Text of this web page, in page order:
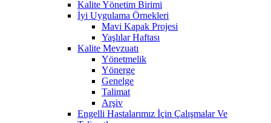
Kalite Yönetim Birimi
İyi Uygulama Örnekleri
Mavi Kapak Projesi
Yaşlılar Haftası
Kalite Mevzuatı
Yönetmelik
Yönerge
Genelge
Talimat
Arşiv
Engelli Hastalarımız İçin Çalışmalar Ve